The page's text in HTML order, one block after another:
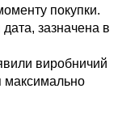
покупки.
дата, зазначена в
виробничий